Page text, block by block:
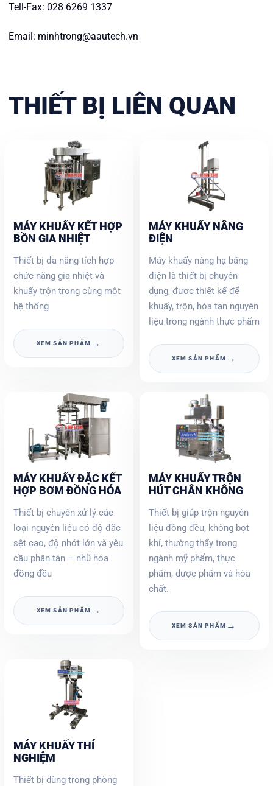
Tell-Fax: 028 6269 1337
Email: minhtrong@aautech.vn
THIẾT BỊ LIÊN QUAN
MÁY KHUẤY KẾT HỢP
BỒN GIA NHIỆT
Thiết bị đa năng tích hợp
chức năng gia nhiệt và
khuấy trộn trong cùng một
hệ thống
XEM SẢN PHẨM →
MÁY KHUẤY NÂNG
ĐIỆN
Máy khuấy nâng hạ bằng
điện là thiết bị chuyên
dụng, được thiết kế để
khuấy, trộn, hòa tan nguyên
liệu trong ngành thực phẩm
XEM SẢN PHẨM →
MÁY KHUẤY ĐẶC KẾT
HỢP BƠM ĐỒNG HÓA
Thiết bị chuyên xử lý các
loại nguyên liệu có độ đặc
sệt cao, độ nhớt lớn và yêu
cầu phân tán – nhũ hóa
đồng đều
XEM SẢN PHẨM →
MÁY KHUẤY TRỘN
HÚT CHÂN KHÔNG
Thiết bị giúp trộn nguyên
liệu đồng đều, không bọt
khí, thường thấy trong
ngành mỹ phẩm, thực
phẩm, dược phẩm và hóa
chất.
XEM SẢN PHẨM →
MÁY KHUẤY THÍ
NGHIỆM
Thiết bị dùng trong phòng